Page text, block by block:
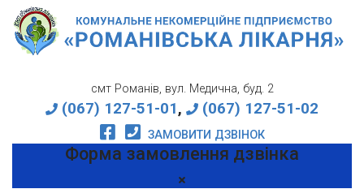
смт Романів, вул. Медична, буд. 2
(067) 127-51-01, (067) 127-51-02
ЗАМОВИТИ ДЗВІНОК
Форма замовлення дзвінка